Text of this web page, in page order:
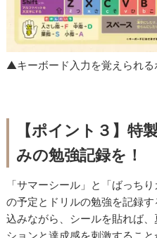
▲キーボード入力を覚えられる
【ポイント３】特
みの勉強記録を！
「サマーシール」と「ばっち
の予定とドリルの勉強を記録
込みながら、シールを貼れば